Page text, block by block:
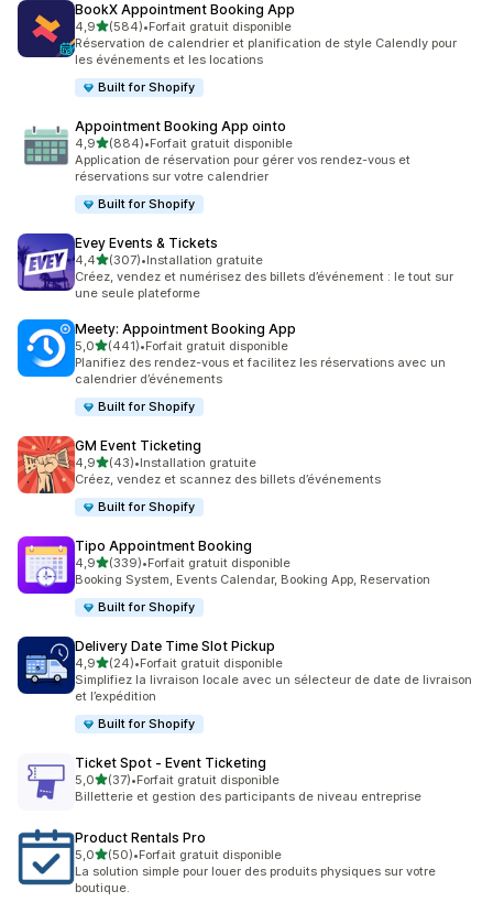
BookX Appointment Booking App
4,9étoile(s) sur 5
(584)
584 avis au total
•Forfait gratuit disponible
Réservation de calendrier et planification de style Calendly pour
les événements et les locations
Built for Shopify
Appointment Booking App ointo
4,9étoile(s) sur 5
(884)
884 avis au total
•Forfait gratuit disponible
Application de réservation pour gérer vos rendez-vous et
réservations sur votre calendrier
Built for Shopify
Evey Events & Tickets
4,4étoile(s) sur 5
(307)
307 avis au total
•Installation gratuite
Créez, vendez et numérisez des billets d’événement : le tout sur
une seule plateforme
Meety: Appointment Booking App
5,0étoile(s) sur 5
(441)
441 avis au total
•Forfait gratuit disponible
Planifiez des rendez-vous et facilitez les réservations avec un
calendrier d’événements
Built for Shopify
GM Event Ticketing
4,9étoile(s) sur 5
(43)
43 avis au total
•Installation gratuite
Créez, vendez et scannez des billets d’événements
Built for Shopify
Tipo Appointment Booking
4,9étoile(s) sur 5
(339)
339 avis au total
•Forfait gratuit disponible
Booking System, Events Calendar, Booking App, Reservation
Built for Shopify
Delivery Date Time Slot Pickup
4,9étoile(s) sur 5
(24)
24 avis au total
•Forfait gratuit disponible
Simplifiez la livraison locale avec un sélecteur de date de livraison
et l’expédition
Built for Shopify
Ticket Spot ‑ Event Ticketing
5,0étoile(s) sur 5
(37)
37 avis au total
•Forfait gratuit disponible
Billetterie et gestion des participants de niveau entreprise
Product Rentals Pro
5,0étoile(s) sur 5
(50)
50 avis au total
•Forfait gratuit disponible
La solution simple pour louer des produits physiques sur votre
boutique.